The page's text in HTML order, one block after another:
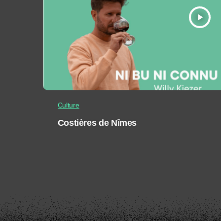
play_arrow
Culture
Costières de Nîmes